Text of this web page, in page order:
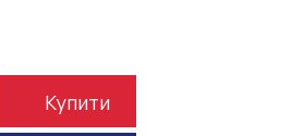
Купити